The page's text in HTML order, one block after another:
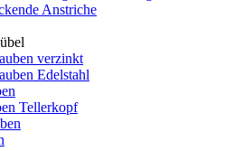
Anstriche
verzinkt
Edelstahl
Tellerkopf